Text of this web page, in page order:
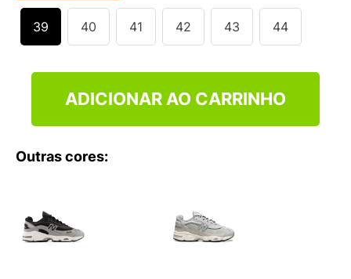
39 40 41 42 43 44
ADICIONAR AO CARRINHO
Outras cores:
10º VANS TÊNIS VANS ULTRARANGE